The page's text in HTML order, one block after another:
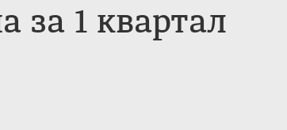
за 1 квартал